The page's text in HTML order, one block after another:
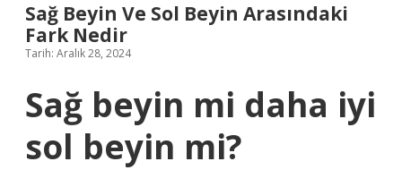
Sağ Beyin Ve Sol Beyin Arasındaki
Fark Nedir
Tarih: Aralık 28, 2024
Sağ beyin mi daha iyi
sol beyin mi?